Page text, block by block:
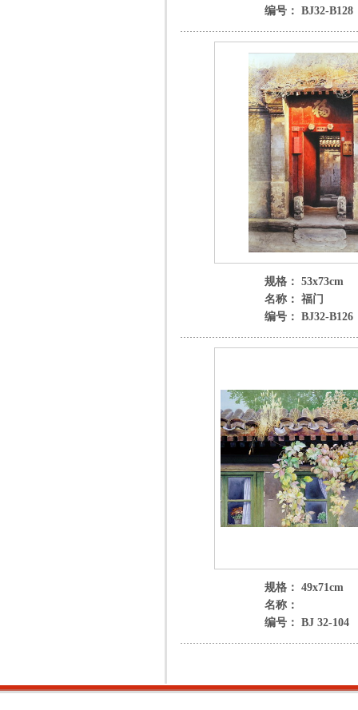
编号： BJ32-B128
规格： 53x73cm
名称： 福门
编号： BJ32-B126
规格： 49x71cm
名称：
编号： BJ 32-104